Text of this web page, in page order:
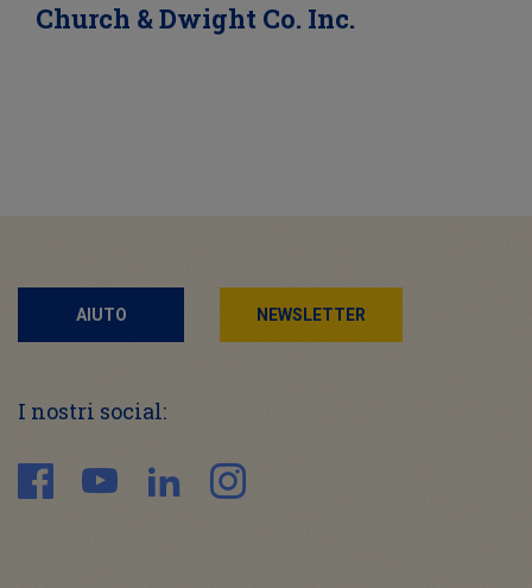
Church & Dwight Co. Inc.
AIUTO NEWSLETTER
I nostri social: